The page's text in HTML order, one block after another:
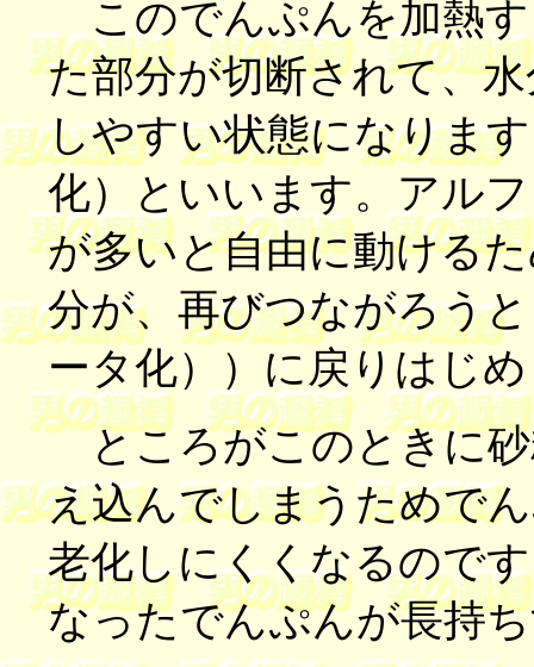
このでんぷんを加熱
た部分が切断されて、
しやすい状態になりま
化）といいます。アル
が多いと自由に動ける
分が、再びつながろう
ータ化））に戻りはじ
ところがこのときに砂
え込んでしまうためで
老化しにくくなるので
なったでんぷんが長持